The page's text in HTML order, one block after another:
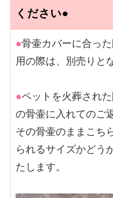
ください●
●骨壷カバーに合っ
用の際は、別売りと
●ペットを火葬され
の骨壷に入れてのご
その骨壷のままこち
られるサイズかどう
たします。